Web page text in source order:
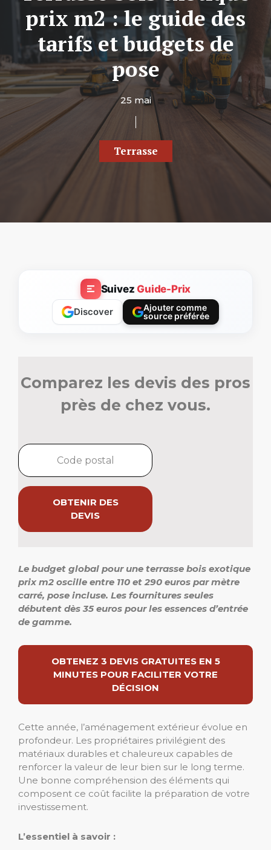
prix m2 : le guide des
tarifs et budgets de
pose
25 mai
Terrasse
SuivezGuide-Prix
Discover
Ajouter comme
source préférée
Comparez les devis des pros
près de chez vous.
OBTENIR DES
DEVIS
Le budget global pour une terrasse bois exotique
prix m2 oscille entre 110 et 290 euros par mètre
carré, pose incluse. Les fournitures seules
débutent dès 35 euros pour les essences d’entrée
de gamme.
OBTENEZ 3 DEVIS GRATUITES EN 5
MINUTES POUR FACILITER VOTRE
DÉCISION
Cette année, l’aménagement extérieur évolue en
profondeur. Les propriétaires privilégient des
matériaux durables et chaleureux capables de
renforcer la valeur de leur bien sur le long terme.
Une bonne compréhension des éléments qui
composent ce coût facilite la préparation de votre
investissement.
L’essentiel à savoir :